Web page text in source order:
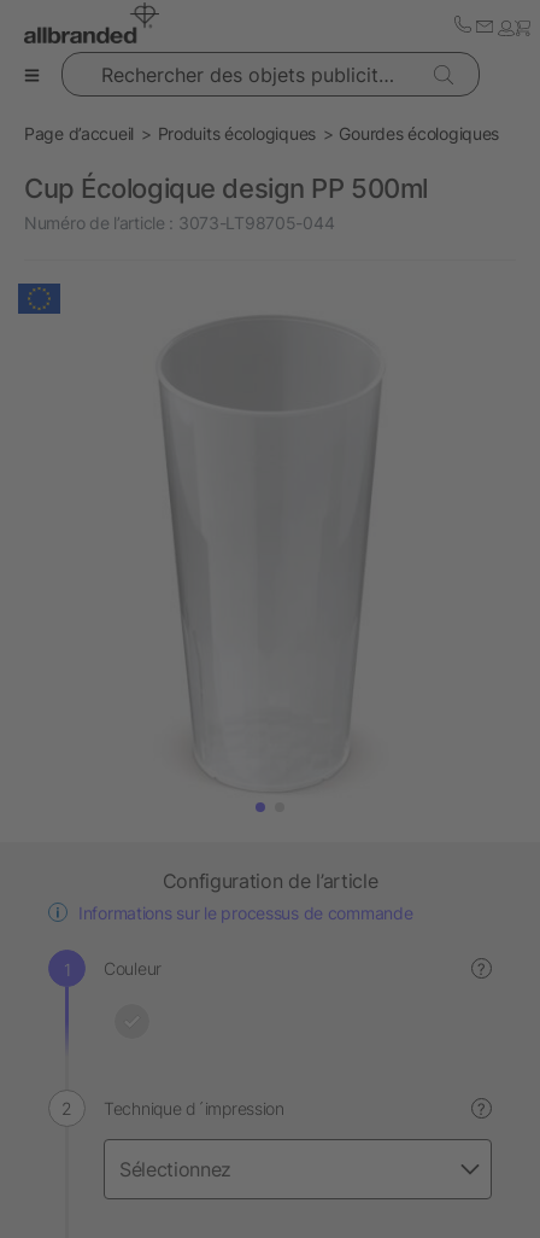
Rechercher des objets publicitaires
Page d’accueil Produits écologiques Gourdes écologiques
Cup Écologique design PP 500ml
Numéro de l’article : 3073-LT98705-044
Configuration de l’article
Informations sur le processus de commande
Couleur ?
Technique d´impression ?